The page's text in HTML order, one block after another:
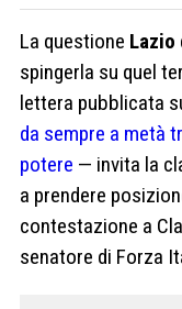
La questione Lazio
spingerla su quel
lettera pubblicata
da sempre a metà
potere — invita la
a prendere
contestazione a
senatore di Forza